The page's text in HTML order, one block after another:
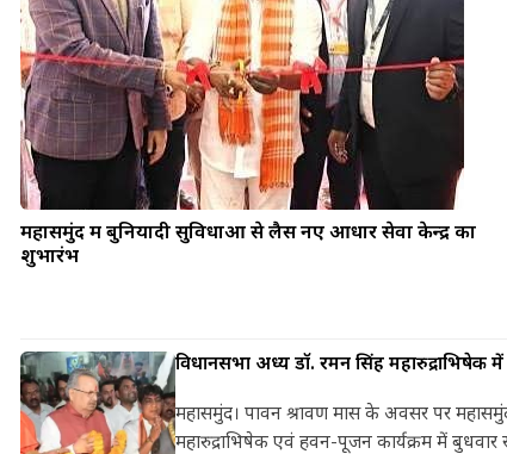
महासमुंद में बुनियादी सुविधाओं से लैस नए आधार सेवा केन्द्र का
शुभारंभ
विधानसभा अध्यक्ष डॉ. रमन सिंह महारुद्राभिषेक
महासमुंद। पावन श्रावण मास के अवसर पर
महारुद्राभिषेक एवं हवन-पूजन कार्यक्रम में बुधवार